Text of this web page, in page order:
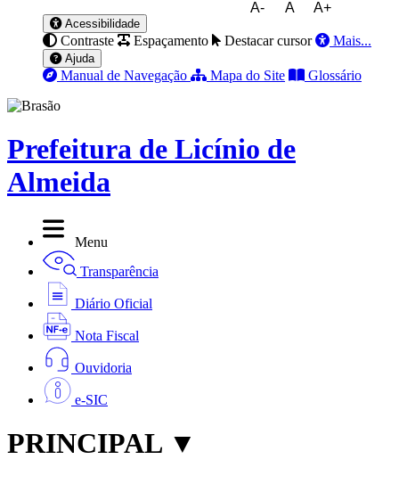
A- A A+
Acessibilidade
Contraste Espaçamento Destacar cursor Mais...
Ajuda
Manual de Navegação Mapa do Site Glossário
Prefeitura de Licínio de
Almeida
Menu
Transparência
Diário Oficial
Nota Fiscal
Ouvidoria
e-SIC
PRINCIPAL ▼